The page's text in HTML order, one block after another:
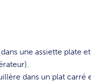
une assiette plate
dans un plat